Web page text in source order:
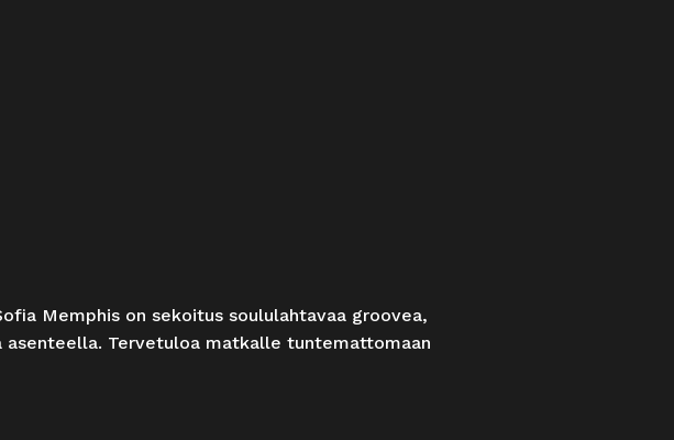
Memphis on sekoitus soululahtavaa groovea,
asenteella. Tervetuloa matkalle tuntemattomaan